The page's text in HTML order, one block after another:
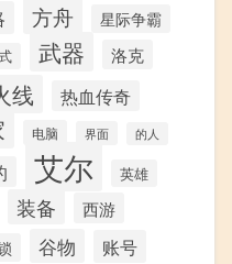
方舟 星际争霸
武器 洛克
线 热血传奇
电脑 界面 的人
艾尔 英雄
装备 西游
谷物 账号